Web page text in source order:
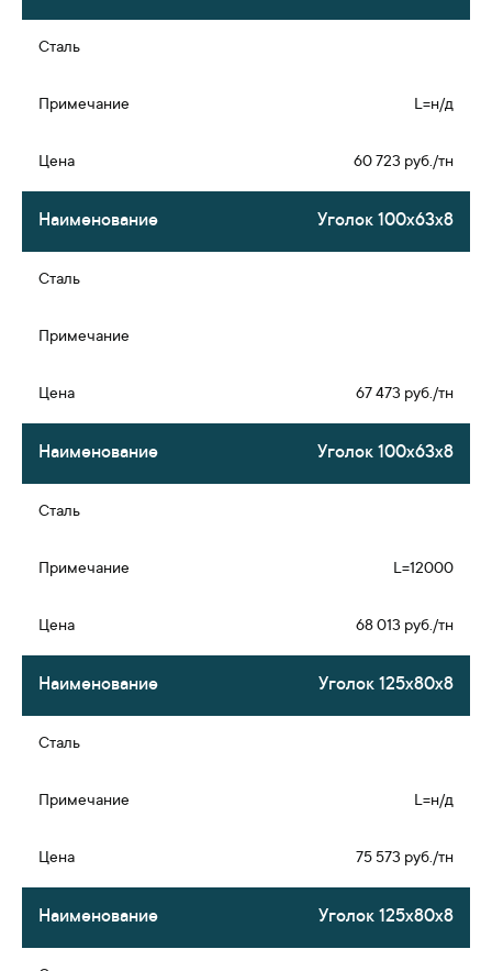
L=н/д
60 723 руб./тн
Уголок 100х63х8
67 473 руб./тн
Уголок 100х63х8
L=12000
68 013 руб./тн
Уголок 125х80х8
L=н/д
75 573 руб./тн
Уголок 125х80х8